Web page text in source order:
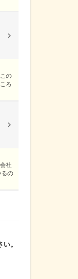
。
の
ろ
社
るの